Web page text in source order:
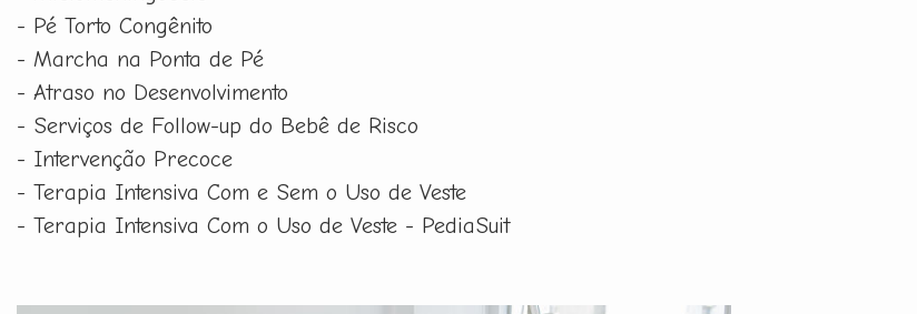
- Pé Torto Congênito
- Marcha na Ponta de Pé
- Atraso no Desenvolvimento
- Serviços de Follow-up do Bebê de Risco
- Intervenção Precoce
- Terapia Intensiva Com e Sem o Uso de Veste
- Terapia Intensiva Com o Uso de Veste - PediaSuit